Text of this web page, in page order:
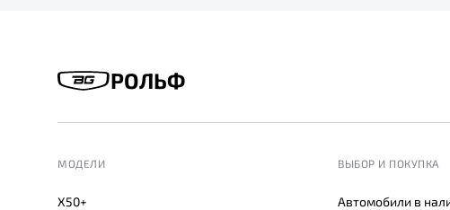
РОЛЬФ
МОДЕЛИ
X50+
ВЫБОР И ПОКУПКА
Автомобили в